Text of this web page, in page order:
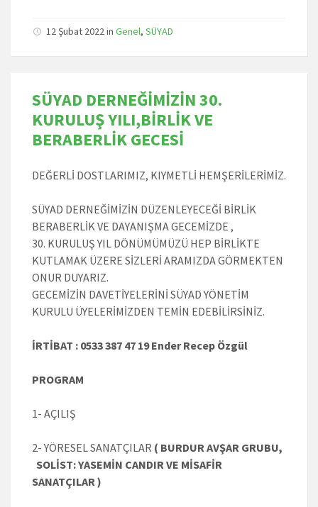
12 Şubat 2022in Genel, SÜYAD
SÜYAD DERNEĞİMİZİN 30.
KURULUŞ YILI,BİRLİK VE
BERABERLİK GECESİ
DEĞERLİ DOSTLARIMIZ, KIYMETLİ HEMŞERİLERİMİZ.
SÜYAD DERNEĞİMİZİN DÜZENLEYECEĞİ BİRLİK
BERABERLİK VE DAYANIŞMA GECEMİZDE ,
30. KURULUŞ YIL DÖNÜMÜMÜZÜ HEP BİRLİKTE
KUTLAMAK ÜZERE SİZLERİ ARAMIZDA GÖRMEKTEN
ONUR DUYARIZ.
GECEMİZİN DAVETİYELERİNİ SÜYAD YÖNETİM
KURULU ÜYELERİMİZDEN TEMİN EDEBİLİRSİNİZ.
İRTİBAT : 0533 387 47 19 Ender Recep Özgül
PROGRAM
1- AÇILIŞ
2- YÖRESEL SANATÇILAR ( BURDUR AVŞAR GRUBU,
SOLİST: YASEMİN CANDIR VE MİSAFİR
SANATÇILAR )